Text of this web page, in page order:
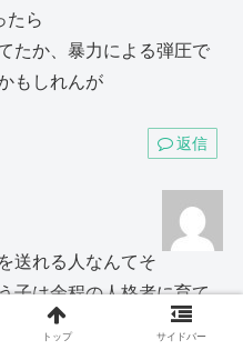
たら
たか、暴力による弾圧で
もしれんが
返信
送れる人なんてそ
子は余程の人格者に育て
かに出会わなければあま
トップ サイドバー